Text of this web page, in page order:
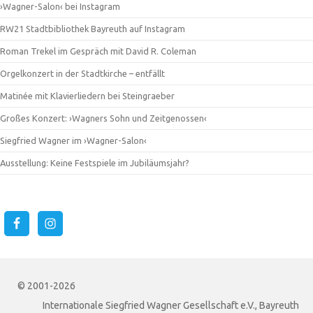
›Wagner-Salon‹ bei Instagram
RW21 Stadtbibliothek Bayreuth auf Instagram
Roman Trekel im Gespräch mit David R. Coleman
Orgelkonzert in der Stadtkirche – entfällt
Matinée mit Klavierliedern bei Steingraeber
Großes Konzert: ›Wagners Sohn und Zeitgenossen‹
Siegfried Wagner im ›Wagner-Salon‹
Ausstellung: Keine Festspiele im Jubiläumsjahr?
© 2001-2026
Internationale Siegfried Wagner Gesellschaft e.V., Bayreuth